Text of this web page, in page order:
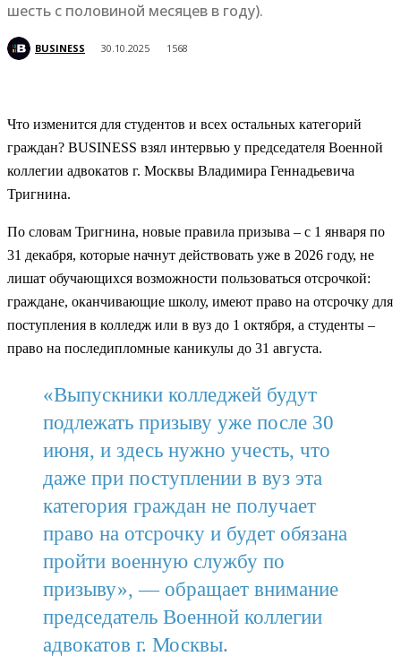
шесть с половиной месяцев в году).
BUSINESS 30.10.2025 1568
Что изменится для студентов и всех остальных категорий
граждан? BUSINESS взял интервью у председателя Военной
коллегии адвокатов г. Москвы Владимира Геннадьевича
Тригнина.
По словам Тригнина, новые правила призыва – с 1 января по
31 декабря, которые начнут действовать уже в 2026 году, не
лишат обучающихся возможности пользоваться отсрочкой:
граждане, оканчивающие школу, имеют право на отсрочку для
поступления в колледж или в вуз до 1 октября, а студенты –
право на последипломные каникулы до 31 августа.
«Выпускники колледжей будут
подлежать призыву уже после 30
июня, и здесь нужно учесть, что
даже при поступлении в вуз эта
категория граждан не получает
право на отсрочку и будет обязана
пройти военную службу по
призыву», — обращает внимание
председатель Военной коллегии
адвокатов г. Москвы.